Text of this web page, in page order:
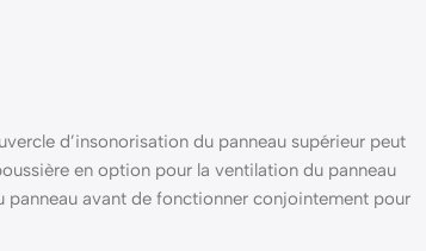
d’insonorisation du panneau supérieur peut
en option pour la ventilation du panneau
panneau avant de fonctionner conjointement pour